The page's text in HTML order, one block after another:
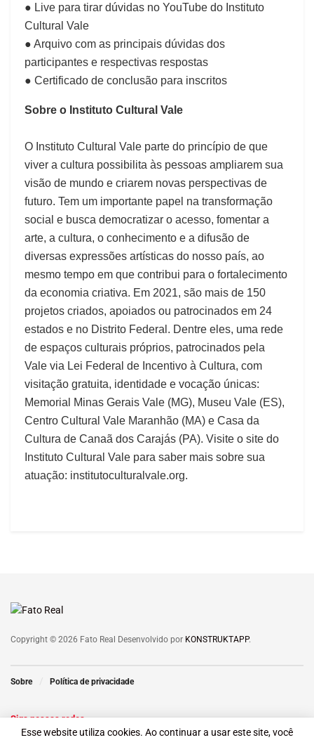
● Live para tirar dúvidas no YouTube do Instituto
Cultural Vale
● Arquivo com as principais dúvidas dos
participantes e respectivas respostas
● Certificado de conclusão para inscritos
Sobre o Instituto Cultural Vale
O Instituto Cultural Vale parte do princípio de que
viver a cultura possibilita às pessoas ampliarem sua
visão de mundo e criarem novas perspectivas de
futuro. Tem um importante papel na transformação
social e busca democratizar o acesso, fomentar a
arte, a cultura, o conhecimento e a difusão de
diversas expressões artísticas do nosso país, ao
mesmo tempo em que contribui para o fortalecimento
da economia criativa. Em 2021, são mais de 150
projetos criados, apoiados ou patrocinados em 24
estados e no Distrito Federal. Dentre eles, uma rede
de espaços culturais próprios, patrocinados pela
Vale via Lei Federal de Incentivo à Cultura, com
visitação gratuita, identidade e vocação únicas:
Memorial Minas Gerais Vale (MG), Museu Vale (ES),
Centro Cultural Vale Maranhão (MA) e Casa da
Cultura de Canaã dos Carajás (PA). Visite o site do
Instituto Cultural Vale para saber mais sobre sua
atuação: institutoculturalvale.org.
Copyright © 2026 Fato Real Desenvolvido por KONSTRUKTAPP.
Sobre Política de privacidade
Siga nossas redes
Esse website utiliza cookies. Ao continuar a usar este site, você